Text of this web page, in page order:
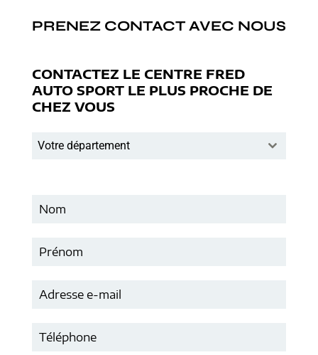
PRENEZ CONTACT AVEC NOUS
CONTACTEZ LE CENTRE FRED
AUTO SPORT LE PLUS PROCHE DE
CHEZ VOUS
Votre département